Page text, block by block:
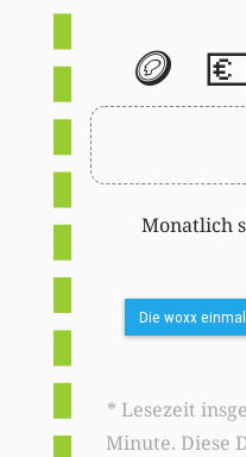
🪙
Monatlich
Die woxx
* Lesezeit
Minute. Diese